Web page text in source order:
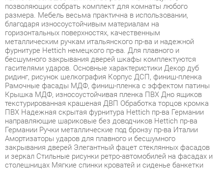
горизонтальных поверхностях, качественным
металлическим ручкам итальянского пр-ва и надежной
фурнитуре Hettich немецкого пр-ва. Для плавного и
бесшумного закрывания дверей шкафы комплектуются
гасителями ударов. Основные характеристики Декор дуб
ридинг, рисунок шелкография Корпус ДСП, финиш-пленка
Рамочные фасады МДФ, финиш-пленка с эффектом патины
Крышка МДФ, износоустойчивая пленка ПВХ Дно ящиков
текстурированная крашеная ДВП Обработка торцов кромка
ПВХ Надежная скрытая фурнитура Hettich пр-ва Германии
направляющие шариковые без доводчиков Hettich пр-ва
Германии Ручки металлические под бронзу пр-ва Италии
Амортизаторы ударов для плавного и бесшумного
закрывания дверей Элегантный фацет стеклянных фасадов
и зеркал Стильные рисунки ретро-автомобилей на фасадах и
столешницах Мягкие спинки кроватей и сиденье банкетки
обтянуты гипоаллергенной искусственной кожей Ламели в
основании кровати обладают ортопедическим эффектом.
Условия покупки